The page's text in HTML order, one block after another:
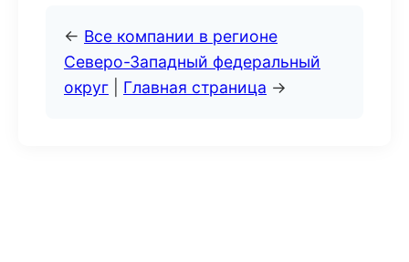
← Все компании в регионе
Северо-Западный федеральный
округ
Главная страница →